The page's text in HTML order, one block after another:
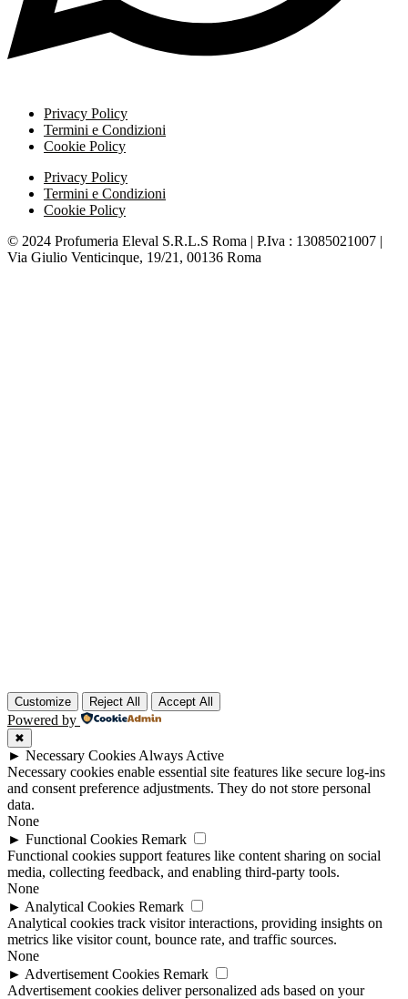
Privacy Policy
Termini e Condizioni
Cookie Policy
Privacy Policy
Termini e Condizioni
Cookie Policy
© 2024 Profumeria Eleval S.R.L.S Roma | P.Iva : 13085021007 |
Via Giulio Venticinque, 19/21, 00136 Roma
Customize Reject All Accept All
Powered by
✖
► Necessary Cookies Always Active
Necessary cookies enable essential site features like secure log-ins
and consent preference adjustments. They do not store personal
data.
None
► Functional Cookies Remark
Functional cookies support features like content sharing on social
media, collecting feedback, and enabling third-party tools.
None
► Analytical Cookies Remark
Analytical cookies track visitor interactions, providing insights on
metrics like visitor count, bounce rate, and traffic sources.
None
► Advertisement Cookies Remark
Advertisement cookies deliver personalized ads based on your